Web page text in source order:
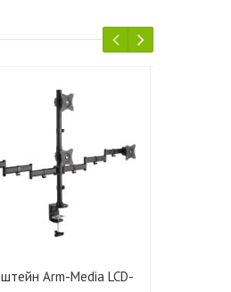
Arm-Media LCD-